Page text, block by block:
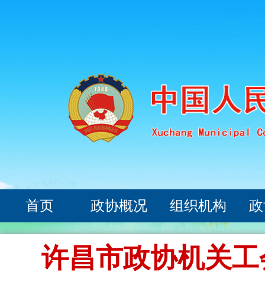
首页 政协概况 组织机构
许昌市政协机关